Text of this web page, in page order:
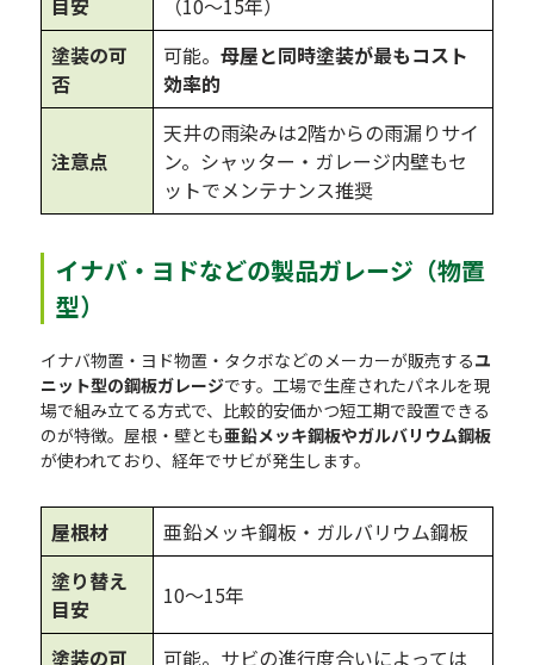
目安
（10〜15年）
塗装の可
否
可能。 母屋と同時塗装が最もコスト
効率的
注意点
天井の雨染みは2階からの雨漏りサイ
ン。シャッター・ガレージ内壁もセ
ットでメンテナンス推奨
イナバ・ヨドなどの製品ガレージ（物置
型）
イナバ物置・ヨド物置・タクボなどのメーカーが販売するユ
ニット型の鋼板ガレージです。工場で生産されたパネルを現
場で組み立てる方式で、比較的安価かつ短工期で設置できる
のが特徴。屋根・壁とも亜鉛メッキ鋼板やガルバリウム鋼板
が使われており、経年でサビが発生します。
屋根材
亜鉛メッキ鋼板・ガルバリウム鋼板
塗り替え
目安
10〜15年
塗装の可
可能。サビの進行度合いによっては